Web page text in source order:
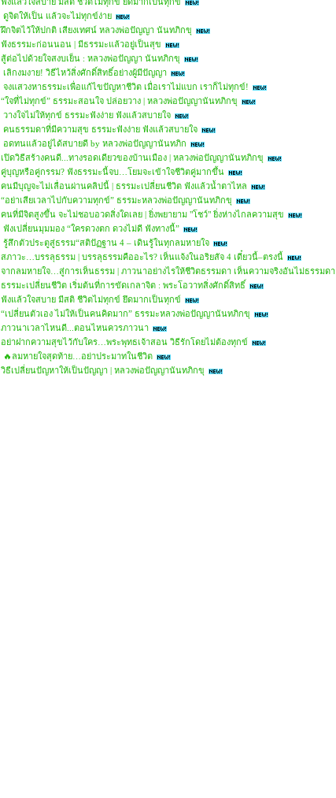
ดูจิตให้เป็น แล้วจะไม่ทุกข์ง่าย
ฝึกจิตไว้ให้ปกติ เสียงเทศน์ หลวงพ่อปัญญา นันทภิกขุ
ฟังธรรมะก่อนนอน | มีธรรมะแล้วอยู่เป็นสุข
สู้ต่อไปด้วยใจสงบเย็น : หลวงพ่อปัญญา นันทภิกขุ
เลิกงมงาย! วิธีไหว้สิ่งศักดิ์สิทธิ์อย่างผู้มีปัญญา
จงแสวงหาธรรมะเพื่อแก้ไขปัญหาชีวิต เมื่อเราไม่แบก เราก็ไม่ทุกข์!
“ใจที่ไม่ทุกข์” ธรรมะสอนใจ ปล่อยวาง | หลวงพ่อปัญญานันทภิกขุ
วางใจไม่ให้ทุกข์ ธรรมะฟังง่าย ฟังแล้วสบายใจ
คนธรรมดาที่มีความสุข ธรรมะฟังง่าย ฟังแล้วสบายใจ
อดทนแล้วอยู่ได้สบายดี by หลวงพ่อปัญญานันทภิก
เปิดวิธีสร้างคนดี...ทางรอดเดียวของบ้านเมือง | หลวงพ่อปัญญานันทภิกขุ
คู่บุญหรือคู่กรรม? ฟังธรรมะนี้จบ…โยมจะเข้าใจชีวิตคู่มากขึ้น
คนมีบุญจะไม่เลื่อนผ่านคลิปนี้ | ธรรมะเปลี่ยนชีวิต ฟังแล้วน้ำตาไหล
“อย่าเสียเวลาไปกับความทุกข์” ธรรมะหลวงพ่อปัญญานันทภิกขุ
คนที่มีจิตสูงขึ้น จะไม่ชอบอวดสิ่งใดเลย | ยิ่งพยายาม "โชว์" ยิ่งห่างไกลความสุข
ฟังเปลี่ยนมุมมอง “ใครดวงตก ดวงไม่ดี ฟังทางนี้”
รู้สึกตัวประตูสู่ธรรม“สติปัฏฐาน 4 – เดินรู้ในทุกลมหายใจ
สภาวะ…บรรลุธรรม | บรรลุธรรมคืออะไร? เห็นแจ้งในอริยสัจ 4 เดี๋ยวนี้–ตรงนี้
จากลมหายใจ…สู่การเห็นธรรม | ภาวนาอย่างไรให้ชีวิตธรรมดา เห็นความจริงอันไม่ธรรมดา
ธรรมะเปลี่ยนชีวิต เริ่มต้นที่การขัดเกลาจิต : พระโอวาทสิ่งศักดิ์สิทธิ์
ฟังแล้วใจสบาย มีสติ ชีวิตไม่ทุกข์ ยึดมากเป็นทุกข์
“เปลี่ยนตัวเอง ไม่ให้เป็นคนคิดมาก” ธรรมะหลวงพ่อปัญญานันทภิกขุ
ภาวนาเวลาไหนดี...ตอนไหนควรภาวนา
อย่าฝากความสุขไว้กับใคร…พระพุทธเจ้าสอน วิธีรักโดยไม่ต้องทุกข์
🔥ลมหายใจสุดท้าย…อย่าประมาทในชีวิต
วิธีเปลี่ยนปัญหาให้เป็นปัญญา | หลวงพ่อปัญญานันทภิกขุ